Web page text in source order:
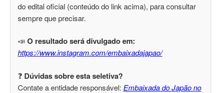
do edital oficial (conteúdo do link acima), para consultar
sempre que precisar.
📣 O resultado será divulgado em:
https://www.instagram.com/embaixadajapao/
❓ Dúvidas sobre esta seletiva?
Contate a entidade responsável: Embaixada do Japão no